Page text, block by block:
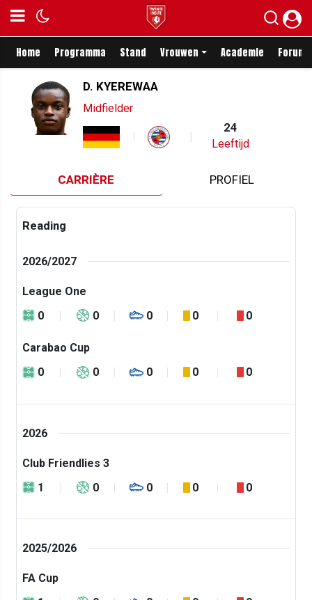
Home Programma Stand Vrouwen Academie Forum
D. KYEREWAA
Midfielder
24
Leeftijd
CARRIÈRE PROFIEL
Reading
2026/2027
League One
0
0 0 0 0
Carabao Cup
0
0 0 0 0
2026
Club Friendlies 3
1
0 0 0 0
2025/2026
FA Cup